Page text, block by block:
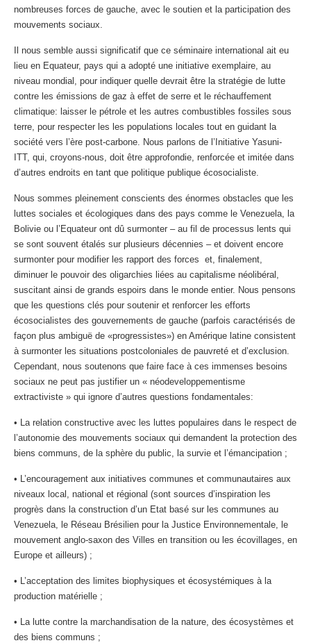
nombreuses forces de gauche, avec le soutien et la participation des
mouvements sociaux.
Il nous semble aussi significatif que ce séminaire international ait eu
lieu en Equateur, pays qui a adopté une initiative exemplaire, au
niveau mondial, pour indiquer quelle devrait être la stratégie de lutte
contre les émissions de gaz à effet de serre et le réchauffement
climatique: laisser le pétrole et les autres combustibles fossiles sous
terre, pour respecter les les populations locales tout en guidant la
société vers l’ère post-carbone. Nous parlons de l’Initiative Yasuni-
ITT, qui, croyons-nous, doit être approfondie, renforcée et imitée dans
d’autres endroits en tant que politique publique écosocialiste.
Nous sommes pleinement conscients des énormes obstacles que les
luttes sociales et écologiques dans des pays comme le Venezuela, la
Bolivie ou l’Equateur ont dû surmonter – au fil de processus lents qui
se sont souvent étalés sur plusieurs décennies – et doivent encore
surmonter pour modifier les rapport des forces et, finalement,
diminuer le pouvoir des oligarchies liées au capitalisme néolibéral,
suscitant ainsi de grands espoirs dans le monde entier. Nous pensons
que les questions clés pour soutenir et renforcer les efforts
écosocialistes des gouvernements de gauche (parfois caractérisés de
façon plus ambiguë de «progressistes») en Amérique latine consistent
à surmonter les situations postcoloniales de pauvreté et d’exclusion.
Cependant, nous soutenons que faire face à ces immenses besoins
sociaux ne peut pas justifier un « néodeveloppementisme
extractiviste » qui ignore d’autres questions fondamentales:
• La relation constructive avec les luttes populaires dans le respect de
l’autonomie des mouvements sociaux qui demandent la protection des
biens communs, de la sphère du public, la survie et l’émancipation ;
• L’encouragement aux initiatives communes et communautaires aux
niveaux local, national et régional (sont sources d’inspiration les
progrès dans la construction d’un Etat basé sur les communes au
Venezuela, le Réseau Brésilien pour la Justice Environnementale, le
mouvement anglo-saxon des Villes en transition ou les écovillages, en
Europe et ailleurs) ;
• L’acceptation des limites biophysiques et écosystémiques à la
production matérielle ;
• La lutte contre la marchandisation de la nature, des écosystèmes et
des biens communs ;